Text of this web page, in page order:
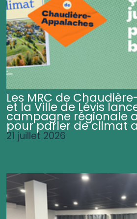
Les MRC de
et la Ville de Lévis
campagne régionale
pour parler de climat
21 juillet 2026